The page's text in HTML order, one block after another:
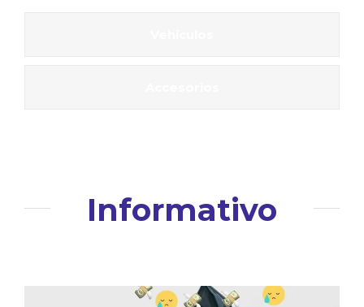
Informativo